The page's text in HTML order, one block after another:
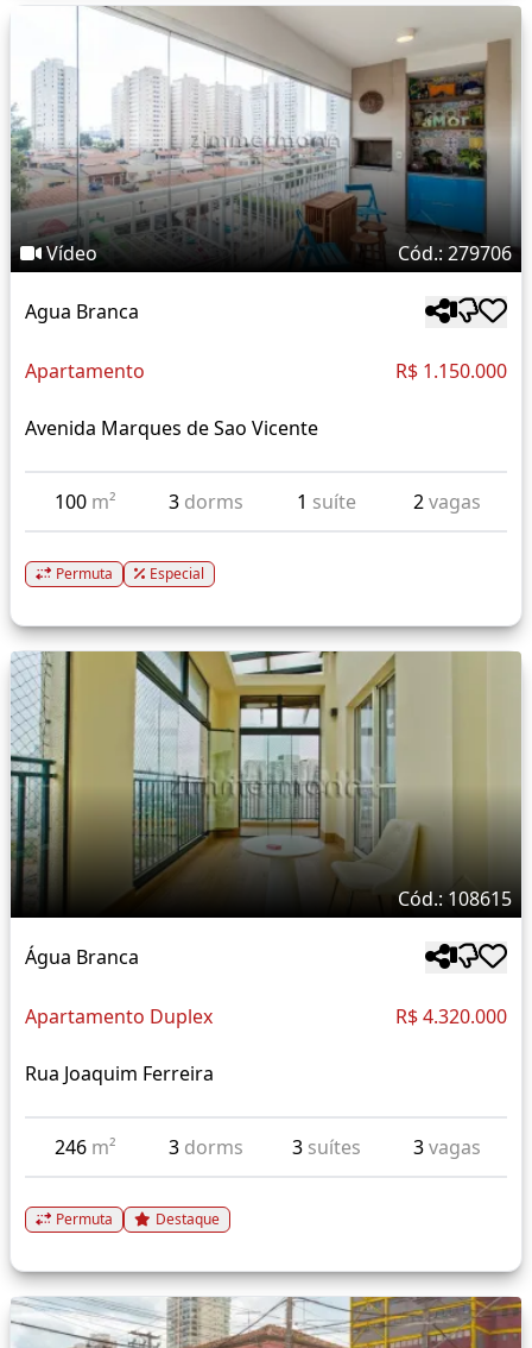
Vídeo Cód.: 279706
Agua Branca
Apartamento R$ 1.150.000
Avenida Marques de Sao Vicente
100 m² 3 dorms 1 suíte 2vagas
Permuta Especial
Cód.: 108615
Água Branca
Apartamento Duplex R$ 4.320.000
Rua Joaquim Ferreira
246 m² 3 dorms 3 suítes 3vagas
Permuta Destaque